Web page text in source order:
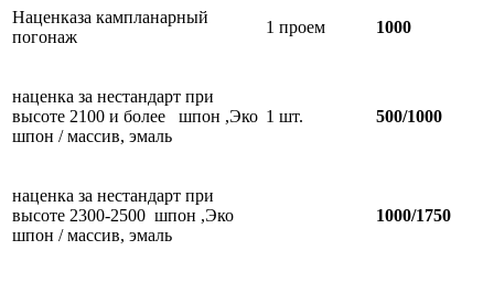
Наценказа кампланарный
погонаж
1 проем 1000
наценка за нестандарт при
высоте 2100 и более шпон ,Эко
шпон / массив, эмаль
1 шт. 500/1000
наценка за нестандарт при
высоте 2300-2500 шпон ,Эко
шпон / массив, эмаль
1000/1750